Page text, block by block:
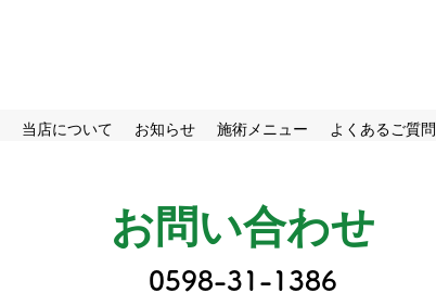
当店について お知らせ 施術メニュー よくあるご質問
お問い合わせ
0598-31-1386